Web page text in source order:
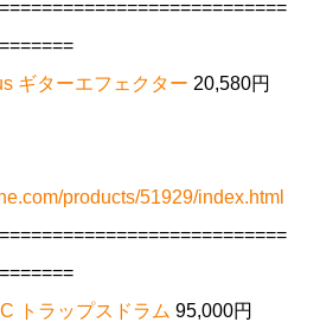
ギターエフェクター 20,580円
products/51929/index.html
トラップスドラム 95,000円